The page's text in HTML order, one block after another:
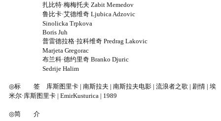
扎比特·梅梅托夫 Zabit Memedov
鲁比卡·艾德维奇 Ljubica Adzovic
Sinolicka Trpkova
Boris Juh
普雷德拉格·拉科维奇 Predrag Lakovic
Marjeta Gregorac
布兰科·德约里奇 Branko Djuric
Sedrije Halim
◎标 签 库斯图里卡 | 南斯拉夫 | 南斯拉夫电影 | 流浪者之歌 | 剧情 | 埃
米尔·库斯图里卡 | EmirKusturica | 1989
◎简 介